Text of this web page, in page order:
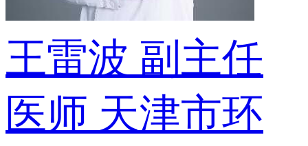
王雷波 副主任
医师 天津市环